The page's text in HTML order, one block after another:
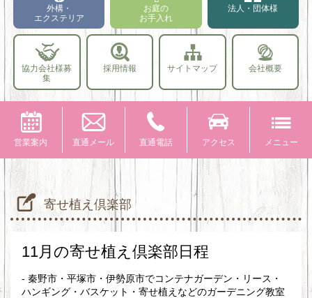
外構・
エクステリア
お庭の
お手入れ
法人・団体様
協力会社様募
集
採用情報 サイトマップ 会社概要
営業案内 直通メール 直通電話 アクセス メニュー
寄せ植え倶楽部
11月の寄せ植え倶楽部日程
- 秦野市・平塚市・伊勢原市でコンテナガーデン・リース・
ハンギング・バスケット・寄せ植えなどのガーデニング教室